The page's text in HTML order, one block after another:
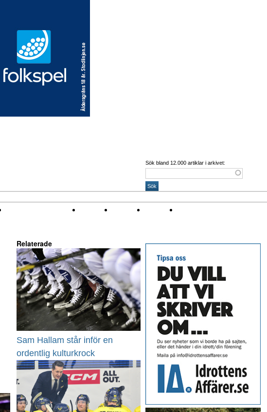
Sök bland 12.000 artiklar i arkivet:
Relaterade
Sam Hallam står inför en
ordentlig kulturkrock